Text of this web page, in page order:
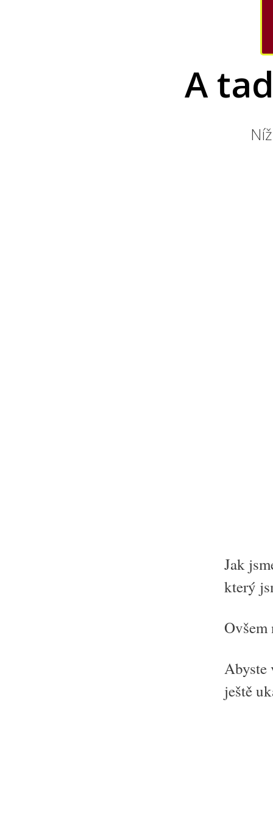
A
Jak
který
Ovšem
Abyste
ještě